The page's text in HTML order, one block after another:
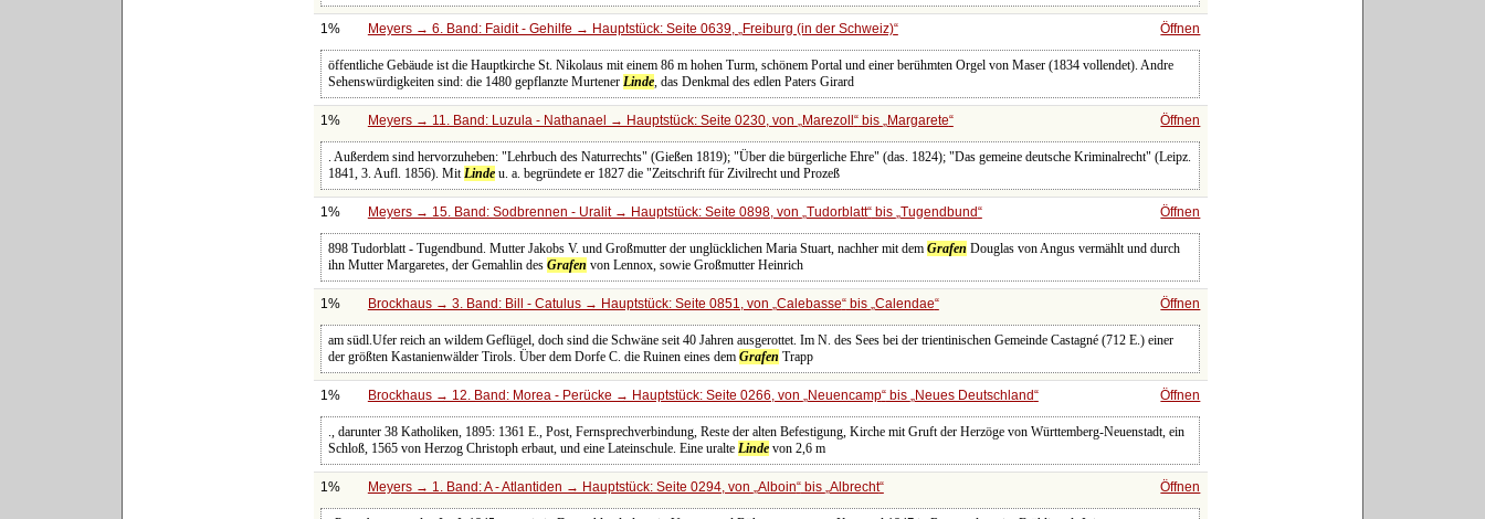
1% Meyers → 6. Band: Faidit - Gehilfe → Hauptstück: Seite 0639, Freiburg (in der Schweiz) Öffnen
öffentliche Gebäude ist die Hauptkirche St. Nikolaus mit einem 86 m hohen Turm, schönem Portal und einer berühmten Orgel von Maser (1834 vollendet). Andre
Sehenswürdigkeiten sind: die 1480 gepflanzte MurtenerLinde, das Denkmal des edlen Paters Girard
1% Meyers → 11. Band: Luzula - Nathanael → Hauptstück: Seite 0230, von Marezoll bis Margarete Öffnen
. Außerdem sind hervorzuheben: "Lehrbuch des Naturrechts" (Gießen 1819); "Über die bürgerliche Ehre" (das. 1824); "Das gemeine deutsche Kriminalrecht" (Leipz.
1841, 3. Aufl. 1856). MitLinde u. a. begründete er 1827 die "Zeitschrift für Zivilrecht und Prozeß
1% Meyers → 15. Band: Sodbrennen - Uralit → Hauptstück: Seite 0898, von Tudorblatt bis Tugendbund Öffnen
898 Tudorblatt - Tugendbund. Mutter Jakobs V. und Großmutter der unglücklichen Maria Stuart, nachher mit demGrafen Douglas von Angus vermählt und durch
ihn Mutter Margaretes, der Gemahlin desGrafen von Lennox, sowie Großmutter Heinrich
1% Brockhaus → 3. Band: Bill - Catulus → Hauptstück: Seite 0851, von Calebasse bis Calendae Öffnen
am südl.Ufer reich an wildem Geflügel, doch sind die Schwäne seit 40 Jahren ausgerottet. Im N. des Sees bei der trientinischen Gemeinde Castagné (712 E.) einer
der größten Kastanienwälder Tirols. Über dem Dorfe C. die Ruinen eines demGrafen Trapp
1% Brockhaus → 12. Band: Morea - Perücke → Hauptstück: Seite 0266, von Neuencamp bis Neues Deutschland Öffnen
., darunter 38 Katholiken, 1895: 1361 E., Post, Fernsprechverbindung, Reste der alten Befestigung, Kirche mit Gruft der Herzöge von Württemberg-Neuenstadt, ein
Schloß, 1565 von Herzog Christoph erbaut, und eine Lateinschule. Eine uralteLinde von 2,6 m
1% Meyers → 1. Band: A - Atlantiden → Hauptstück: Seite 0294, von Alboin bis Albrecht Öffnen